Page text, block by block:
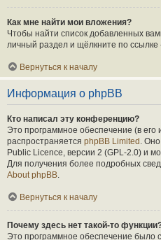
Как мне найти мои вложения?
Чтобы найти список добавленных
личный раздел и щёлкните по
Вернуться к началу
Информация о phpBB
Кто написал эту конференцию?
Это программное обеспечение (в
распространяется phpBB Limited . Оно
Public Licence, версии 2 (GPL-2.0) и
Для получения более подробных
About phpBB.
Вернуться к началу
Почему здесь нет такой-то
Это программное обеспечение было